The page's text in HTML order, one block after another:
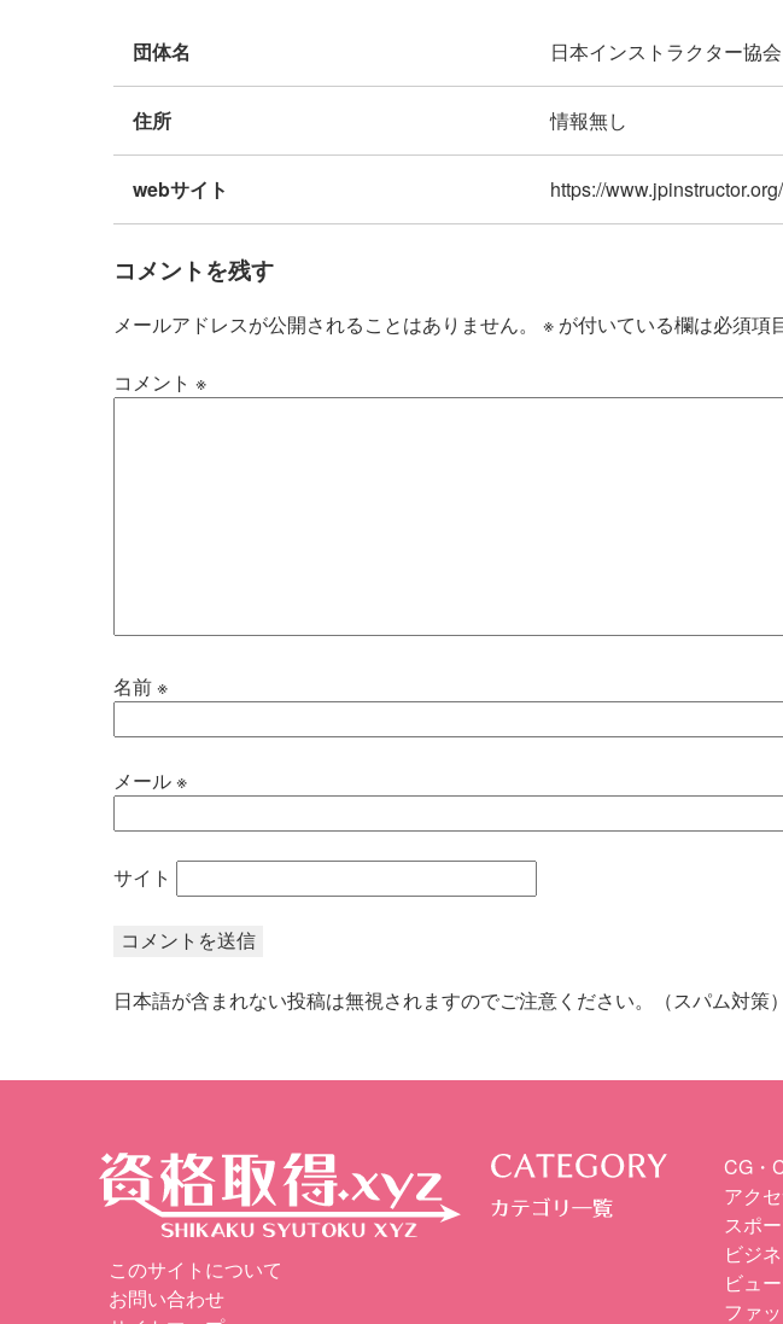
団体名 日本インストラクター協会
住所 情報無し
webサイト https://www.jpinstructor.org/
コメントを残す
メールアドレスが公開されることはありません。 ※が付いている欄は必須項
コメント ※
名前※
メール※
サイト
日本語が含まれない投稿は無視されますのでご注意ください。（スパム対策）
このサイトについて
お問い合わせ
CG・
アク
スポ
ビジ
ビュ
ファ